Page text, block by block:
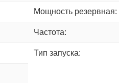
Мощность резервная:
Частота:
Тип запуска: